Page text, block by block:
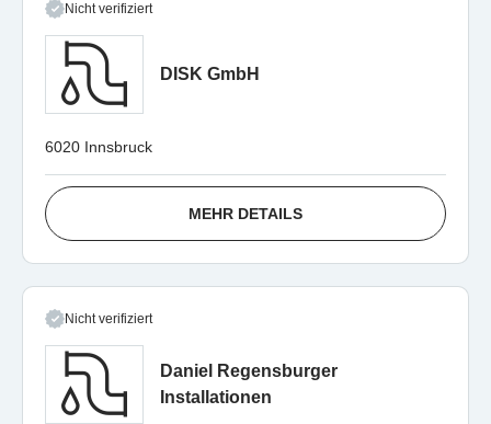
Nicht verifiziert
DISK GmbH
6020 Innsbruck
MEHR DETAILS
Nicht verifiziert
Daniel Regensburger
Installationen